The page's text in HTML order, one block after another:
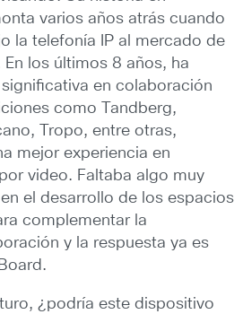
varios años atrás cuando
la telefonía IP al mercado de
los últimos 8 años, ha
en colaboración
como Tandberg,
Tropo, entre otras,
mejor experiencia en
video. Faltaba algo muy
el desarrollo de los espacios
complementar la
y la respuesta ya es
¿podría este dispositivo